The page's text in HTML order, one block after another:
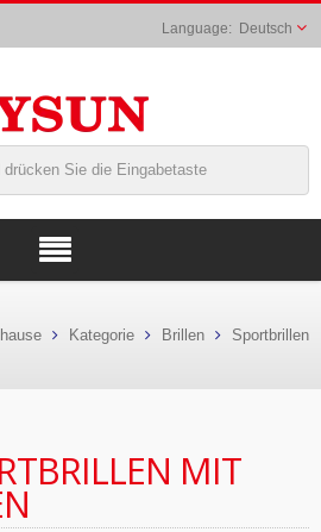
Deutsch
Kategorie Brillen Sportbrillen
MIT